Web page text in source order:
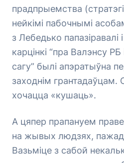
прадпрыемства
нейкімі пабочнымі
з Лебедько
карцінкі “пра Валэнсу
сагу” былі апэратыўна
заходнім грантадаўцам.
хочацца «кушаць».
А цяпер прапануем
на жывых людзях,
Вазьміце з сабой